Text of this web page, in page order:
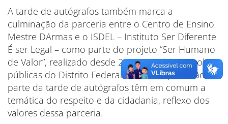
A tarde de autógrafos também marca a
culminação da parceria entre o Centro de Ensino
Mestre DArmas e o ISDEL – Instituto Ser Diferente
É ser Legal – como parte do projeto “Ser Humano
de Valor”, realizado desde 2006 em várias escolas
públicas do Distrito Federal. Os livros que farão
parte da tarde de autógrafos têm em comum a
temática do respeito e da cidadania, reflexo dos
valores dessa parceria.